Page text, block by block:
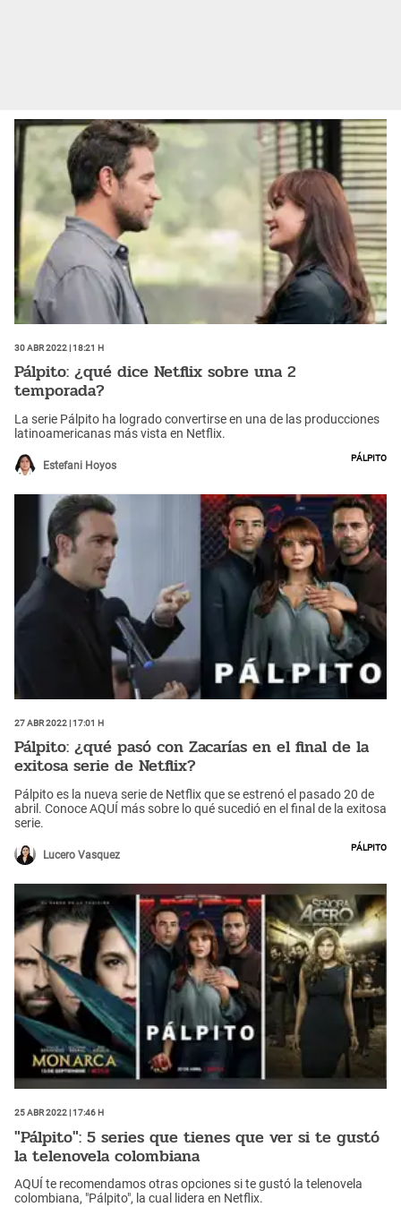
30 Abr 2022 | 18:21 h
Pálpito: ¿qué dice Netflix sobre una 2
temporada?
La serie Pálpito ha logrado convertirse en una de las producciones
latinoamericanas más vista en Netflix.
Estefani Hoyos
Pálpito
27 Abr 2022 | 17:01 h
Pálpito: ¿qué pasó con Zacarías en el final de la
exitosa serie de Netflix?
Pálpito es la nueva serie de Netflix que se estrenó el pasado 20 de
abril. Conoce AQUÍ más sobre lo qué sucedió en el final de la exitosa
serie.
Lucero Vasquez
Pálpito
25 Abr 2022 | 17:46 h
"Pálpito": 5 series que tienes que ver si te gustó
la telenovela colombiana
AQUÍ te recomendamos otras opciones si te gustó la telenovela
colombiana, "Pálpito", la cual lidera en Netflix.